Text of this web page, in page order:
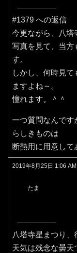
#1379 への返信
今更ながら、八塔
写真を見て、当方
す。
しかし、何時見
ますよね～。
憧れます。＾＾
一つ質問なんです
らしきものは
断熱用に用意して
2019年8月25日 1:06 AM
たま
八塔寺星まつり、
天気は残念な曇